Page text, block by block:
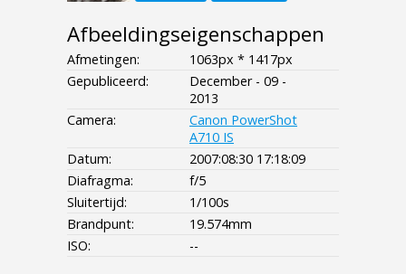
Afbeeldingseigenschappen
Afmetingen:
1063px * 1417px
Gepubliceerd:
December - 09 -
2013
Camera:
Canon PowerShot
A710 IS
Datum:
2007:08:30 17:18:09
Diafragma:
f/5
Sluitertijd:
1/100s
Brandpunt:
19.574mm
ISO:
--